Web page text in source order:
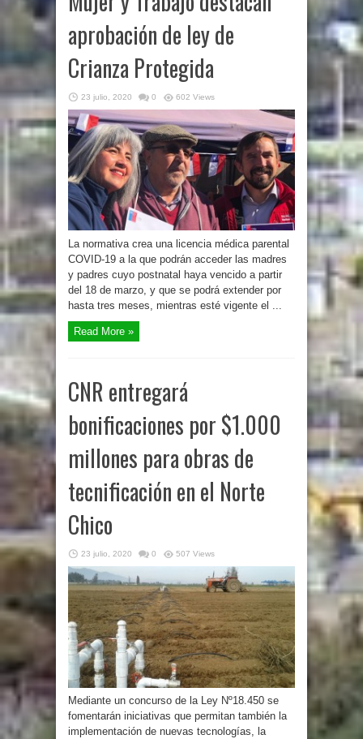
aprobación de ley de
Crianza Protegida
23 julio, 2020 0 602 Views
La normativa crea una licencia médica parental
COVID-19 a la que podrán acceder las madres
y padres cuyo postnatal haya vencido a partir
del 18 de marzo, y que se podrá extender por
hasta tres meses, mientras esté vigente el ...
Read More »
CNR entregará
bonificaciones por $1.000
millones para obras de
tecnificación en el Norte
Chico
23 julio, 2020 0 507 Views
Mediante un concurso de la Ley Nº18.450 se
fomentarán iniciativas que permitan también la
implementación de nuevas tecnologías, la